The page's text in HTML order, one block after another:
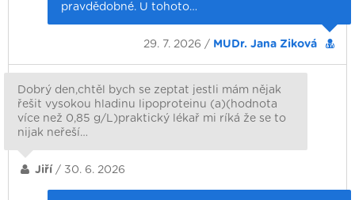
pravdědobné. U tohoto…
29. 7. 2026 / MUDr. Jana Ziková
Dobrý den,chtěl bych se zeptat jestli mám nějak
řešit vysokou hladinu lipoproteinu (a)(hodnota
více než 0,85 g/L)praktický lékař mi ríká že se to
nijak neřeší…
Jiří / 30. 6. 2026